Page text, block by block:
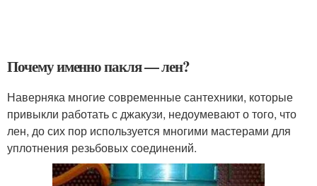
Почему именно пакля — лен?
Наверняка многие современные сантехники, которые
привыкли работать с джакузи, недоумевают о того, что
лен, до сих пор используется многими мастерами для
уплотнения резьбовых соединений.